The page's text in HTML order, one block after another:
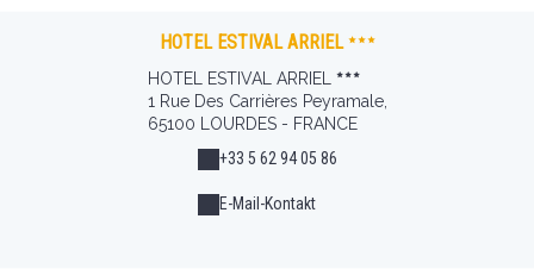
HOTEL ESTIVAL ARRIEL
HOTEL ESTIVAL ARRIEL
1 Rue Des Carrières Peyramale,
65100 LOURDES - FRANCE
+33 5 62 94 05 86
E-Mail-Kontakt